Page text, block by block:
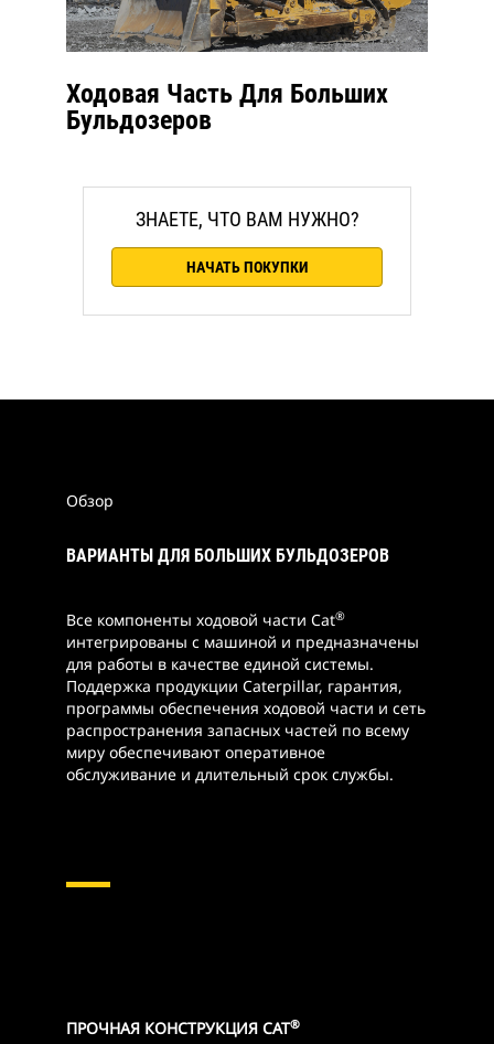
Ходовая Часть Для Больших
Бульдозеров
ЗНАЕТЕ, ЧТО ВАМ НУЖНО?
НАЧАТЬ ПОКУПКИ
Обзор
ВАРИАНТЫ ДЛЯ БОЛЬШИХ БУЛЬДОЗЕРОВ
Все компоненты ходовой части Cat®
интегрированы с машиной и предназначены
для работы в качестве единой системы.
Поддержка продукции Caterpillar, гарантия,
программы обеспечения ходовой части и сеть
распространения запасных частей по всему
миру обеспечивают оперативное
обслуживание и длительный срок службы.
ПРОЧНАЯ КОНСТРУКЦИЯ CAT®